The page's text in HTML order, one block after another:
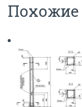
Похожие